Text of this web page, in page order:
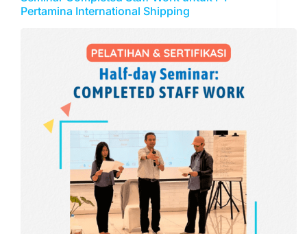
Pertamina International Shipping